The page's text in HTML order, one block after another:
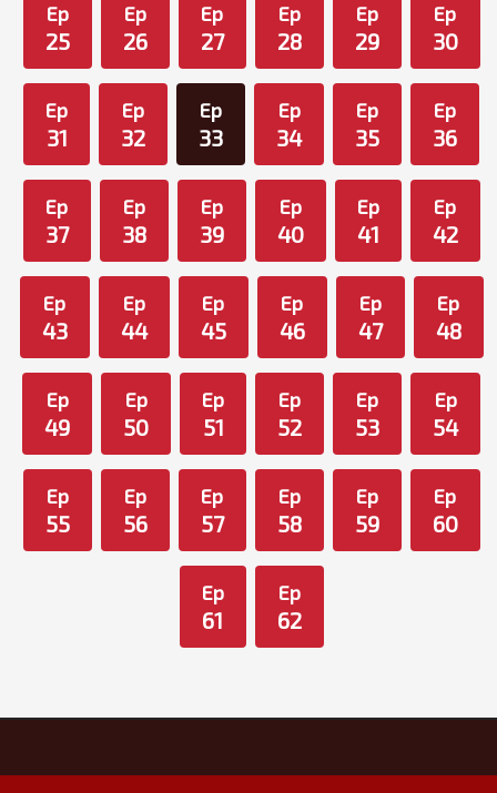
Ep
25
Ep
26
Ep
27
Ep
28
Ep
29
Ep
30
Ep
31
Ep
32
Ep
33
Ep
34
Ep
35
Ep
36
Ep
37
Ep
38
Ep
39
Ep
40
Ep
41
Ep
42
Ep
43
Ep
44
Ep
45
Ep
46
Ep
47
Ep
48
Ep
49
Ep
50
Ep
51
Ep
52
Ep
53
Ep
54
Ep
55
Ep
56
Ep
57
Ep
58
Ep
59
Ep
60
Ep
61
Ep
62